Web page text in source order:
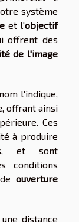
système
et l'objectif
offrent des
de l'image
l'indique,
offrant ainsi
Ces
à produire
et sont
conditions
ouverture
distance